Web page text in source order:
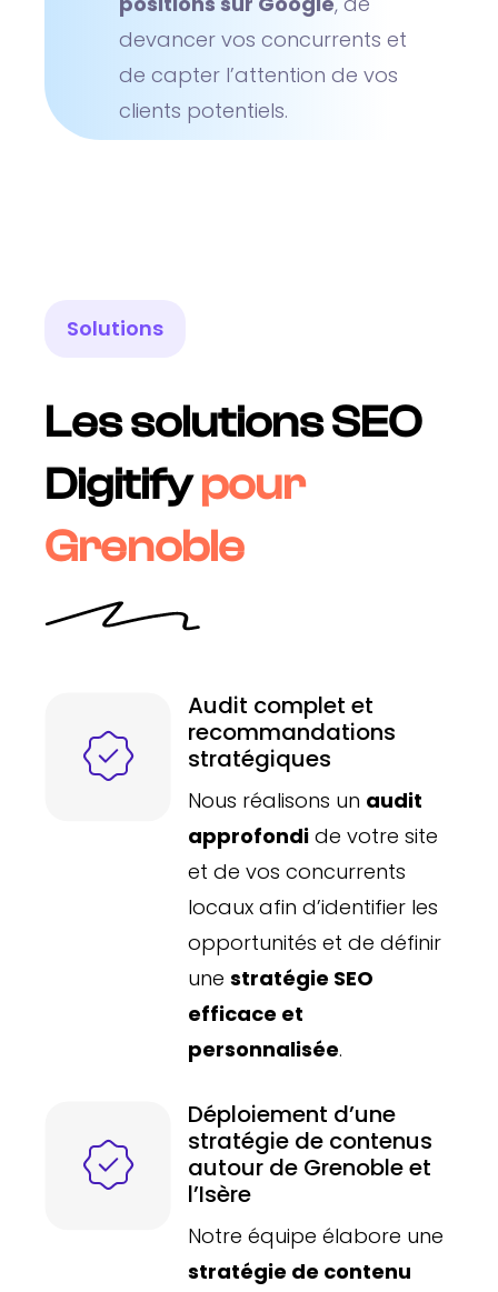
devancer vos concurrents et
de capter l’attention de vos
clients potentiels.
Solutions
Les solutions SEO
Digitifypour
Grenoble
Audit complet et
recommandations
stratégiques
Nous réalisons un audit
approfondi de votre site
et de vos concurrents
locaux afin d’identifier les
opportunités et de définir
une stratégie SEO
efficace et
personnalisée.
Déploiement d’une
stratégie de contenus
autour de Grenoble et
l’Isère
Notre équipe élabore une
stratégie de contenu